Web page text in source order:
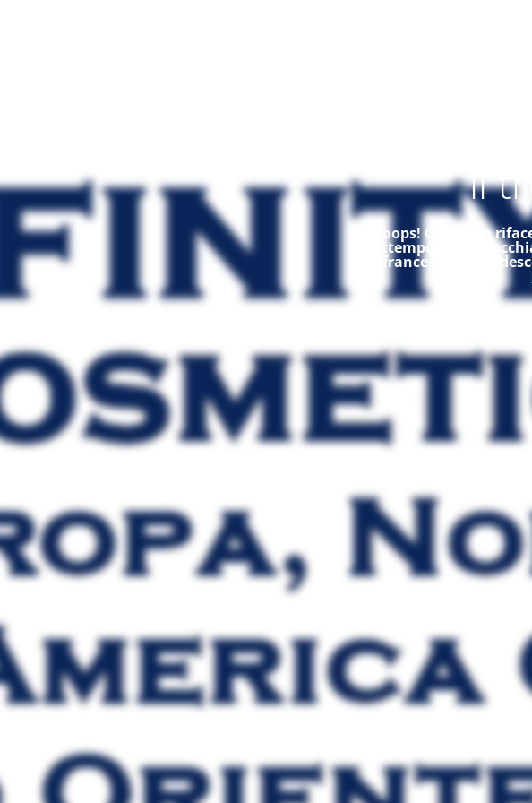
Modalità
il
Ooops! Ci stiamo
frattempo, dai
francese ed in